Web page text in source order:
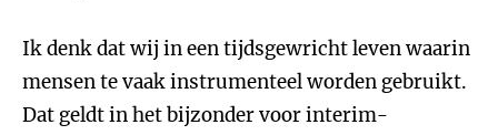
Ik denk dat wij in een tijdsgewricht leven waarin
mensen te vaak instrumenteel worden gebruikt.
Dat geldt in het bijzonder voor interim-